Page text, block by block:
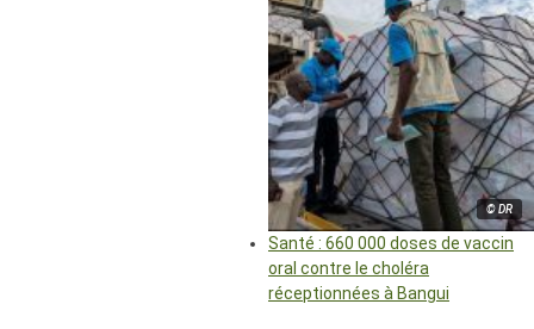
© DR
Santé : 660 000 doses de vaccin
oral contre le choléra
réceptionnées à Bangui